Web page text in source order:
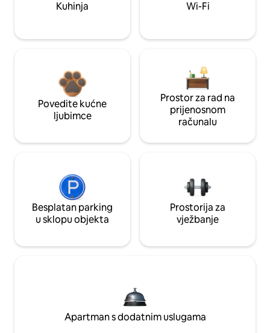
Kuhinja Wi-Fi
Povedite kućne
ljubimce
Prostor za rad na
prijenosnom
računalu
Besplatan parking
u sklopu objekta
Prostorija za
vježbanje
Apartman s dodatnim uslugama